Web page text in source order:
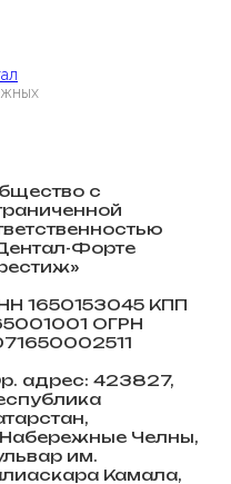
с
Форте
1650153045 КПП
ОГРН
адрес: 423827,
Набережные Челны,
им.
Камала,